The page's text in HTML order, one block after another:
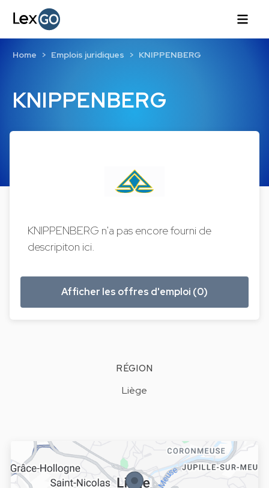
KNIPPENBERG
Home Emplois juridiques KNIPPENBERG
KNIPPENBERG n'a pas encore fourni de
descripiton ici.
Afficher les offres d'emploi (0)
RÉGION
Liège